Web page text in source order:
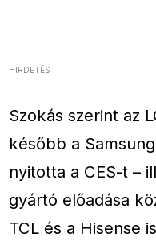
HIRDETÉS
Szokás szerint az
később a
nyitotta a CES-t –
gyártó előadása
TCL és a Hisense